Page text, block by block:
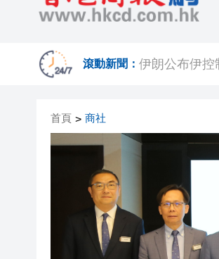
滾動新聞： 伊朗公布伊控
45歲美容師
許正宇出席
深中通道一
首頁 > 商社